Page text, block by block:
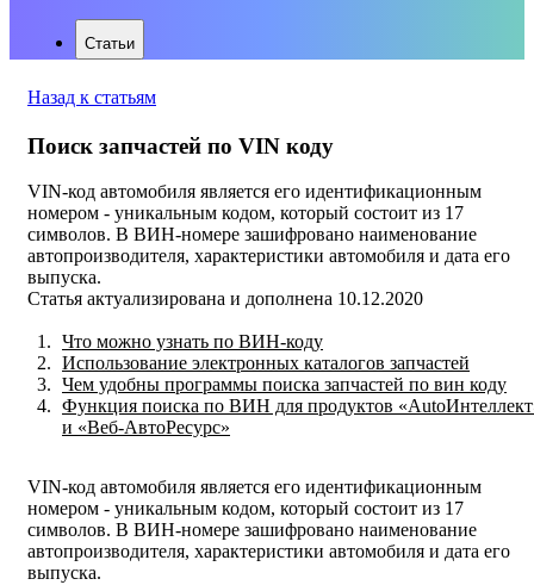
Статьи
Назад к статьям
Поиск запчастей по VIN коду
VIN-код автомобиля является его идентификационным
номером - уникальным кодом, который состоит из 17
символов. В ВИН-номере зашифровано наименование
автопроизводителя, характеристики автомобиля и дата его
выпуска.
Статья актуализирована и дополнена 10.12.2020
Что можно узнать по ВИН-коду
Использование электронных каталогов запчастей
Чем удобны программы поиска запчастей по вин коду
Функция поиска по ВИН для продуктов
и «Веб-АвтоРесурс»
VIN-код автомобиля является его идентификационным
номером - уникальным кодом, который состоит из 17
символов. В ВИН-номере зашифровано наименование
автопроизводителя, характеристики автомобиля и дата его
выпуска.